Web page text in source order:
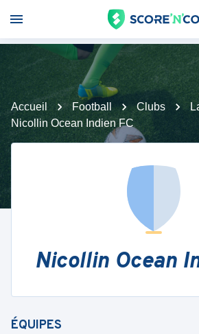
Accueil Football Clubs
Nicollin Ocean Indien FC
Nicollin Ocean
ÉQUIPES